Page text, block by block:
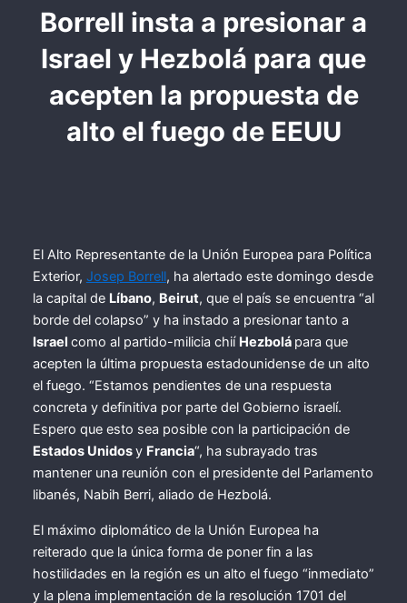
Borrell insta a presionar a
Israel y Hezbolá para que
acepten la propuesta de
alto el fuego de EEUU
El Alto Representante de la Unión Europea para Política
Exterior, Josep Borrell, ha alertado este domingo desde
la capital de Líbano, Beirut, que el país se encuentra “al
borde del colapso” y ha instado a presionar tanto a
Israel como al partido-milicia chií Hezbolá para que
acepten la última propuesta estadounidense de un alto
el fuego. “Estamos pendientes de una respuesta
concreta y definitiva por parte del Gobierno israelí.
Espero que esto sea posible con la participación de
Estados Unidosy Francia“, ha subrayado tras
mantener una reunión con el presidente del Parlamento
libanés, Nabih Berri, aliado de Hezbolá.
El máximo diplomático de la Unión Europea ha
reiterado que la única forma de poner fin a las
hostilidades en la región es un alto el fuego “inmediato”
y la plena implementación de la resolución 1701 del